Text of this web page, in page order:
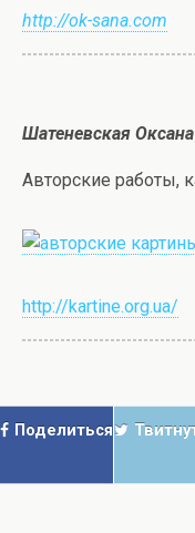
http://ok-sana.com
Шатеневская Оксана
Авторские работы,
http://kartine.org.ua/
Поделиться